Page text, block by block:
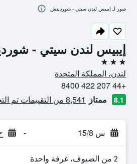
إيبيس لندن سيتي -
3 نجوم
لندن، المملكة المتحدة
+44 207 422 8400
8.1 ممتاز 8,541 من التقييمات تم التحقق منها
س 15/8 - ح
2 من الضيوف، غرفة واحدة
صور لـ إيبيس لندن سيتي - شورديتش